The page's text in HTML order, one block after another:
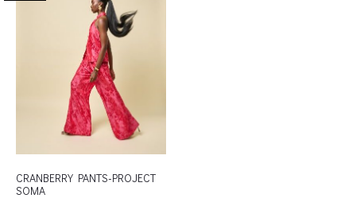
CRANBERRY PANTS-PROJECT
SOMA